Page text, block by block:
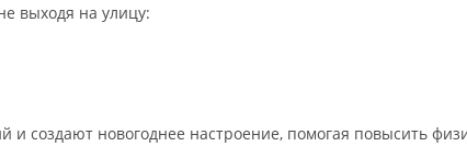
выходя на улицу:
создают новогоднее настроение, помогая повысить